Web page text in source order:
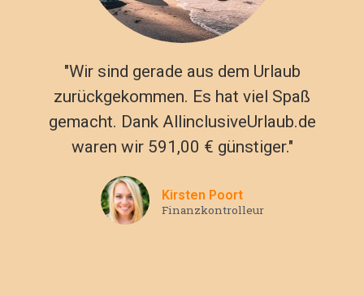
"Wir sind gerade aus dem Urlaub
zurückgekommen. Es hat viel Spaß
gemacht. Dank AllinclusiveUrlaub.de
waren wir 591,00 € günstiger."
Kirsten Poort
Finanzkontrolleur